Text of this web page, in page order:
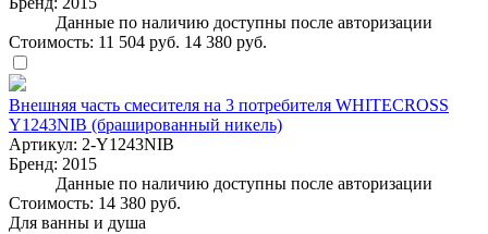
Данные по наличию доступны после авторизации
Стоимость: 11 504 руб. 14 380 руб.
Внешняя часть смесителя на 3 потребителя WHITECROSS
Y1243NIB (брашированный никель)
Артикул: 2-Y1243NIB
Бренд: 2015
Данные по наличию доступны после авторизации
Стоимость: 14 380 руб.
Для ванны и душа